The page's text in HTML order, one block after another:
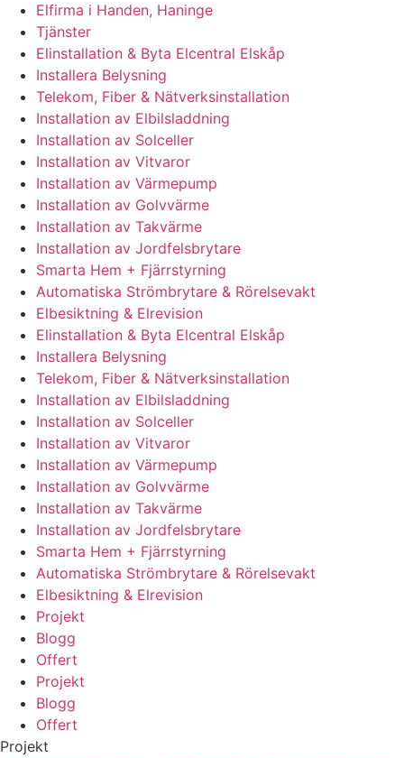
Elfirma i Handen, Haninge
Tjänster
Elinstallation & Byta Elcentral Elskåp
Installera Belysning
Telekom, Fiber & Nätverksinstallation
Installation av Elbilsladdning
Installation av Solceller
Installation av Vitvaror
Installation av Värmepump
Installation av Golvvärme
Installation av Takvärme
Installation av Jordfelsbrytare
Smarta Hem + Fjärrstyrning
Automatiska Strömbrytare & Rörelsevakt
Elbesiktning & Elrevision
Elinstallation & Byta Elcentral Elskåp
Installera Belysning
Telekom, Fiber & Nätverksinstallation
Installation av Elbilsladdning
Installation av Solceller
Installation av Vitvaror
Installation av Värmepump
Installation av Golvvärme
Installation av Takvärme
Installation av Jordfelsbrytare
Smarta Hem + Fjärrstyrning
Automatiska Strömbrytare & Rörelsevakt
Elbesiktning & Elrevision
Projekt
Blogg
Offert
Projekt
Blogg
Offert
Projekt